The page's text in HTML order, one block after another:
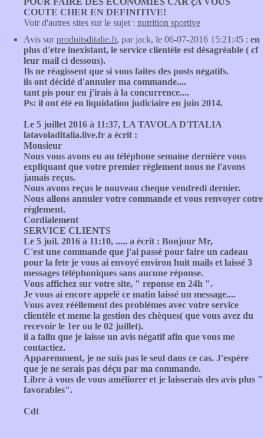
COUTE CHER EN DEFINITIVE!
Voir d'autres sites sur le sujet : nutrition sportive
Avis surproduitsditalie.fr, par jack, le 06-07-2016 15:21:45 : en
plus d'etre inexistant, le service clientèle est désagréable ( cf
leur mail ci dessous).
Ils ne réagissent que si vous faites des posts négatifs.
ils ont décidé d'annuler ma commande....
tant pis pour eu j'irais à la concurrence....
Ps: il ont été en liquidation judiciaire en juin 2014.
Le 5 juillet 2016 à 11:37, LA TAVOLA D'ITALIA
latavoladitalia.live.fr a écrit :
Monsieur
Nous vous avons eu au téléphone semaine dernière vous
expliquant que votre premier règlement nous ne l'avons
jamais reçus.
Nous avons reçus le nouveau cheque vendredi dernier.
Nous allons annuler votre commande et vous renvoyer cotre
règlement.
Cordialement
SERVICE CLIENTS
Le 5 juil. 2016 à 11:10, ..... a écrit : Bonjour Mr,
C'est une commande que j'ai passé pour faire un cadeau
pour la fete je vous ai envoyé environ huit mails et laissé 3
messages téléphoniques sans aucune réponse.
Vous affichez sur votre site, " reponse en 24h ".
Je vous ai encore appelé ce matin laissé un message....
Vous avez rééllement des problèmes avec votre service
clientèle et meme la gestion des chèques( que vous avez du
recevoir le 1er ou le 02 juillet).
il a fallu que je laisse un avis négatif afin que vous me
contactiez.
Apparemment, je ne suis pas le seul dans ce cas. J'espère
que je ne serais pas déçu par ma commande.
Libre à vous de vous améliorer et je laisserais des avis plus "
favorables".
Cdt